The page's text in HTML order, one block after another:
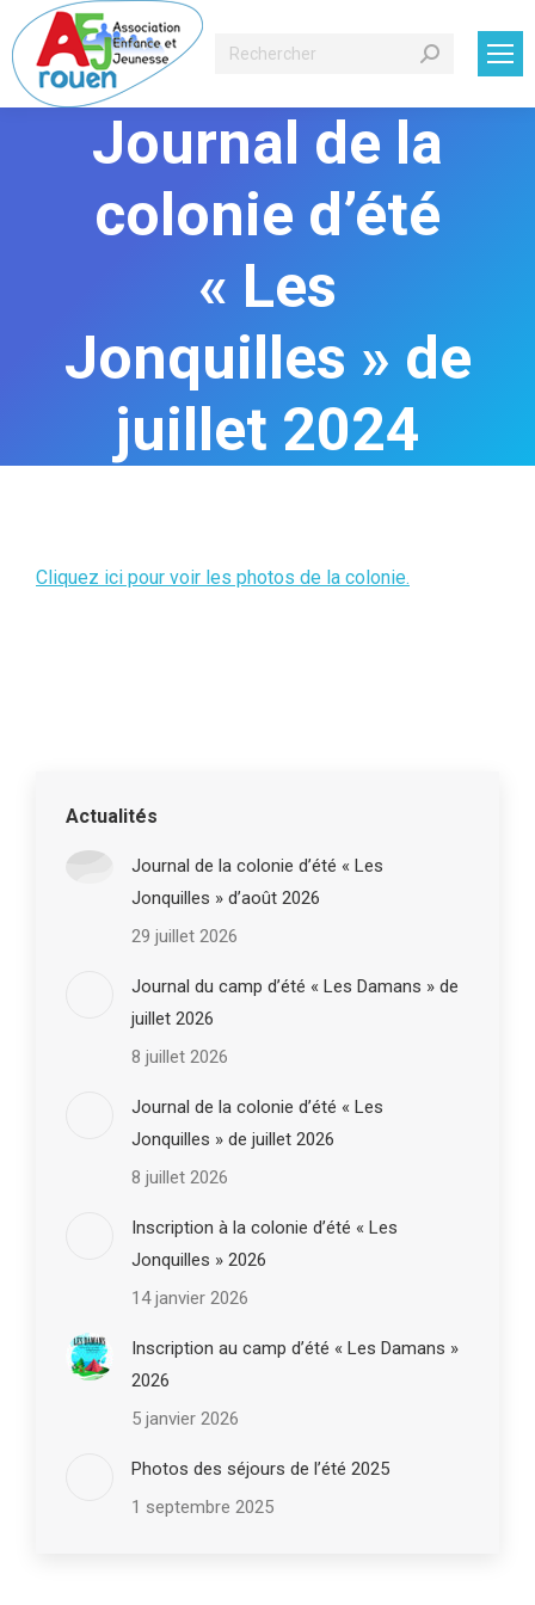
Recherche
Journal de la
colonie d’été
« Les
Jonquilles » de
juillet 2024
Cliquez ici pour voir les photos de la colonie.
Actualités
Journal de la colonie d’été « Les
Jonquilles » d’août 2026
29 juillet 2026
Journal du camp d’été « Les Damans » de
juillet 2026
8 juillet 2026
Journal de la colonie d’été « Les
Jonquilles » de juillet 2026
8 juillet 2026
Inscription à la colonie d’été « Les
Jonquilles » 2026
14 janvier 2026
Inscription au camp d’été « Les Damans »
2026
5 janvier 2026
Photos des séjours de l’été 2025
1 septembre 2025